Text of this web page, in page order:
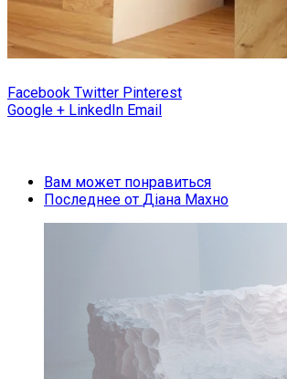
Facebook Twitter Pinterest
Google + LinkedIn Email
Вам может понравиться
Последнее от Діана Махно